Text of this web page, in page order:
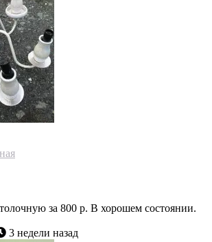
за 800 р. В хорошем состоянии.
3 недели назад